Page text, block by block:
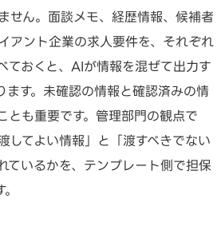
せん。面談メモ、経歴情報、候補者
アント企業の求人要件を、それぞれ
ておくと、AIが情報を混ぜて出力す
ます。未確認の情報と確認済みの情
とも重要です。管理部門の観点で
してよい情報」と「渡すべきでない
ているかを、テンプレート側で担保